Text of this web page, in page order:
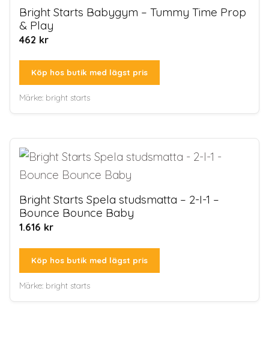
Bright Starts Babygym – Tummy Time Prop
& Play
462 kr
Köp hos butik med lägst pris
Märke: bright starts
Bright Starts Spela studsmatta – 2-I-1 –
Bounce Bounce Baby
1.616 kr
Köp hos butik med lägst pris
Märke: bright starts